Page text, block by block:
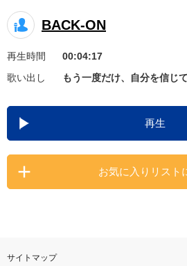
キャンペーン
お知らせ よくあるご質問
DAMの新曲・ランキ
カラオケ最新情報をチ
BACK-ON
再生時間
00:04:17
歌い出し
もう一度だけ、自分を信じて
再生
お気に入りリスト
サイトマップ